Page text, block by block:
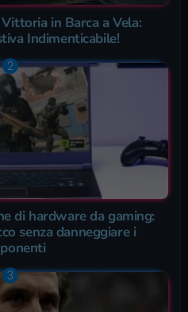
in Barca a Vela:
Indimenticabile!
di hardware da gaming:
senza danneggiare i